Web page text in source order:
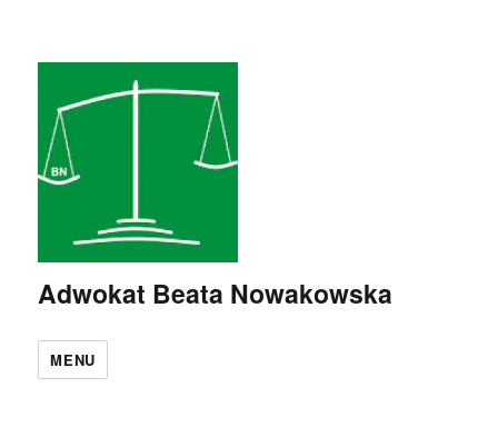
Adwokat Beata Nowakowska
MENU